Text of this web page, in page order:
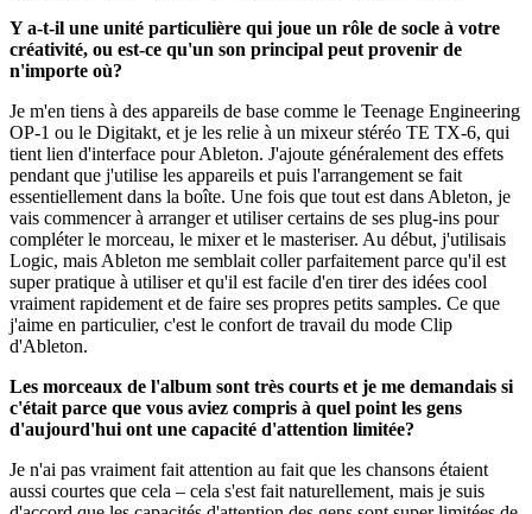
Y a-t-il une unité particulière qui joue un rôle de socle à votre
créativité, ou est-ce qu'un son principal peut provenir de
n'importe où?
Je m'en tiens à des appareils de base comme le Teenage Engineering
OP-1 ou le Digitakt, et je les relie à un mixeur stéréo TE TX-6, qui
tient lien d'interface pour Ableton. J'ajoute généralement des effets
pendant que j'utilise les appareils et puis l'arrangement se fait
essentiellement dans la boîte. Une fois que tout est dans Ableton, je
vais commencer à arranger et utiliser certains de ses plug-ins pour
compléter le morceau, le mixer et le masteriser. Au début, j'utilisais
Logic, mais Ableton me semblait coller parfaitement parce qu'il est
super pratique à utiliser et qu'il est facile d'en tirer des idées cool
vraiment rapidement et de faire ses propres petits samples. Ce que
j'aime en particulier, c'est le confort de travail du mode Clip
d'Ableton.
Les morceaux de l'album sont très courts et je me demandais si
c'était parce que vous aviez compris à quel point les gens
d'aujourd'hui ont une capacité d'attention limitée?
Je n'ai pas vraiment fait attention au fait que les chansons étaient
aussi courtes que cela – cela s'est fait naturellement, mais je suis